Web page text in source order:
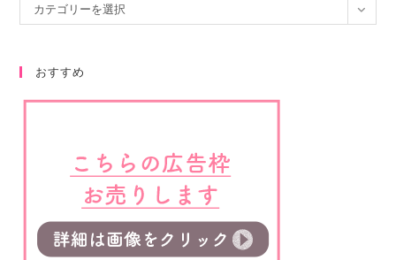
カテゴリーを選択
おすすめ